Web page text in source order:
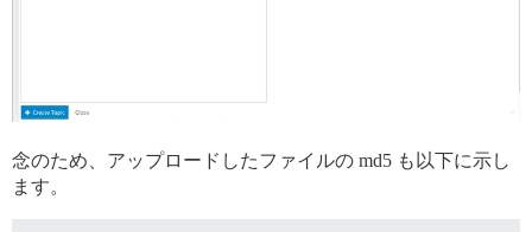
念のため、アップロードしたファイルの md5 も以下に示し
ます。